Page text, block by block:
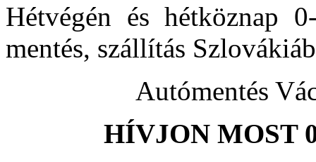
Hétvégén és hétköznap
mentés, szállítás
Autómentés
HÍVJON MOST